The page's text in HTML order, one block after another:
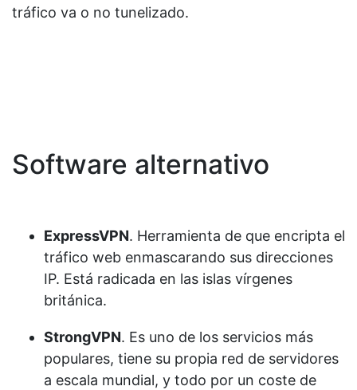
tráfico va o no tunelizado.
Software alternativo
ExpressVPN. Herramienta de que encripta el
tráfico web enmascarando sus direcciones
IP.​ Está radicada en las islas vírgenes
británica.
StrongVPN. Es uno de los servicios más
populares, tiene su propia red de servidores
a escala mundial, y todo por un coste de